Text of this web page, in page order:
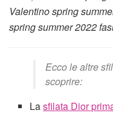
Valentino spring
spring summer 2022
Ecco le altre
scoprire:
Lasfilata Dior